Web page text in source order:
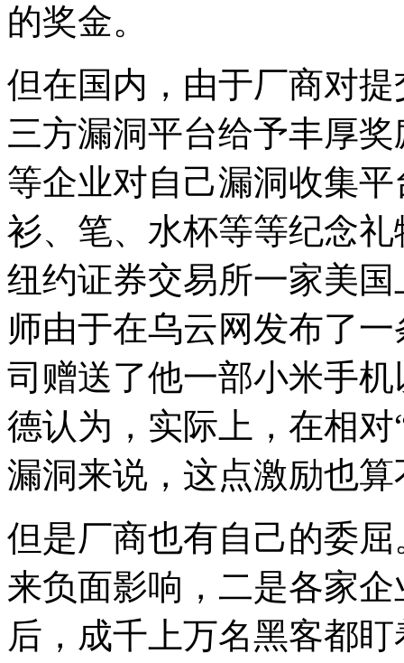
的奖金。
但在国内，由于厂商对
三方漏洞平台给予丰厚
等企业对自己漏洞收集
衫、笔、水杯等等纪念
纽约证券交易所一家美
师由于在乌云网发布了
司赠送了他一部小米手
德认为，实际上，在相
漏洞来说，这点激励也
但是厂商也有自己的委
来负面影响，二是各家
后，成千上万名黑客都